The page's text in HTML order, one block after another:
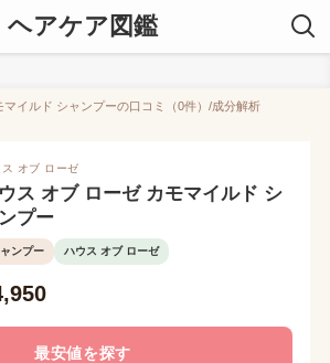
ヘアケア図鑑
イルド シャンプーの口コミ（0件）/成分解析
ス オブ ローゼ
ス オブ ローゼ カモマイルド シ
プー
ンプー ハウス オブ ローゼ
最安値を探す